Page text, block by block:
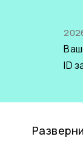
ID